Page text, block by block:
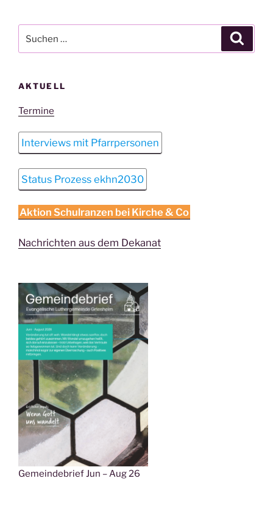
nach:
AKTUELL
Termine
Interviews mit Pfarrpersonen
Status Prozess ekhn2030
Aktion Schulranzen bei Kirche & Co
Nachrichten aus dem Dekanat
Gemeindebrief Jun – Aug 26